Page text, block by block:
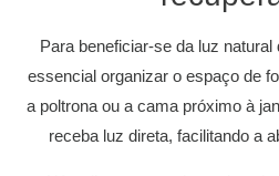
Para beneficiar-se da luz
essencial organizar o espaço de
a poltrona ou a cama próximo à
receba luz direta, facilitando a